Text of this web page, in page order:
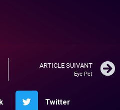
ARTICLE SUIVANT
Eye Pet
Twitter